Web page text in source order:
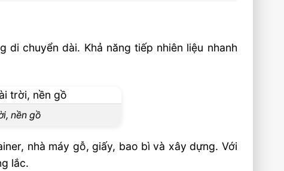
chuyển dài. Khả năng tiếp nhiên liệu nhanh
nền gồ
nhà máy gỗ, giấy, bao bì và xây dựng. Với
lắc.